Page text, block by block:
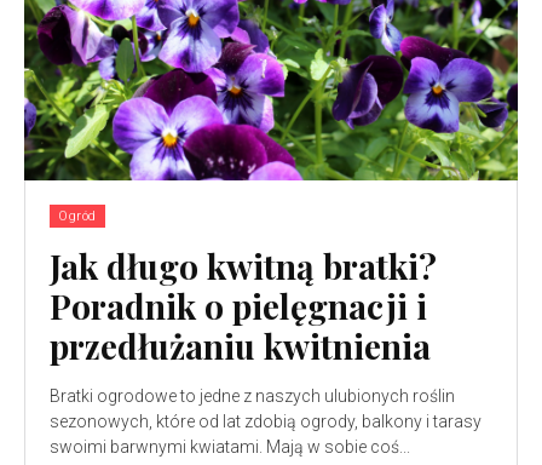
Ogród
Jak długo kwitną bratki?
Poradnik o pielęgnacji i
przedłużaniu kwitnienia
Bratki ogrodowe to jedne z naszych ulubionych roślin
sezonowych, które od lat zdobią ogrody, balkony i tarasy
swoimi barwnymi kwiatami. Mają w sobie coś...